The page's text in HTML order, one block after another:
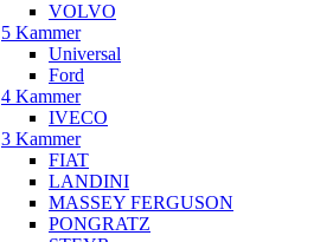
VOLVO
5 Kammer
Universal
Ford
4 Kammer
IVECO
3 Kammer
FIAT
LANDINI
MASSEY FERGUSON
PONGRATZ